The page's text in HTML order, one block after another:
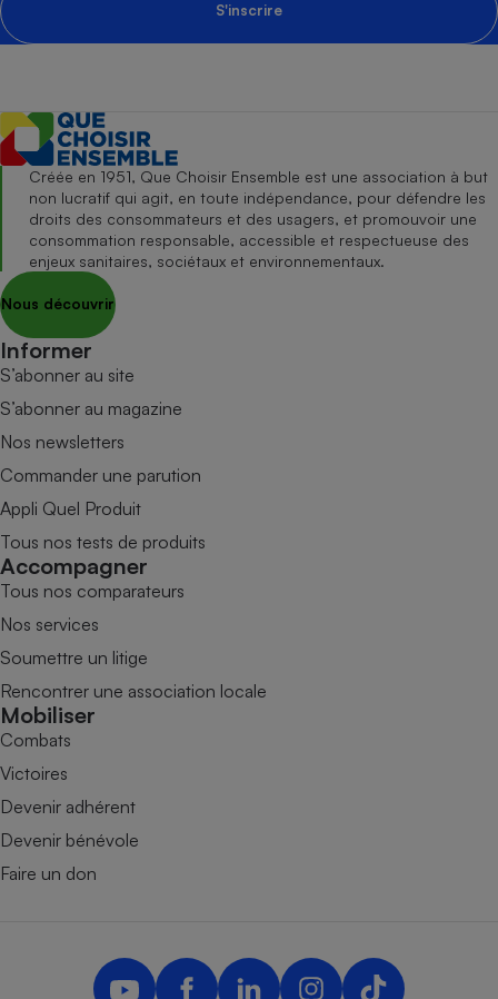
S'inscrire
Créée en 1951, Que Choisir Ensemble est une association à but
non lucratif qui agit, en toute indépendance, pour défendre les
droits des consommateurs et des usagers, et promouvoir une
consommation responsable, accessible et respectueuse des
enjeux sanitaires, sociétaux et environnementaux.
Nous découvrir
Informer
S’abonner au site
S’abonner au magazine
Nos newsletters
Commander une parution
Appli Quel Produit
Tous nos tests de produits
Accompagner
Tous nos comparateurs
Nos services
Soumettre un litige
Rencontrer une association locale
Mobiliser
Combats
Victoires
Devenir adhérent
Devenir bénévole
Faire un don